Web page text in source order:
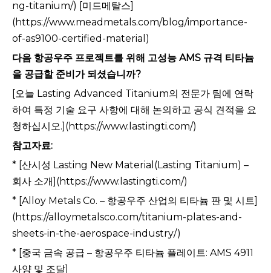
ng-titanium/) [미드메탈스]
(https://www.meadmetals.com/blog/importance-
of-as9100-certified-material)
다음 항공우주 프로젝트를 위해 고성능 AMS 규격 티타늄
을 공급할 준비가 되셨습니까?
[오늘 Lasting Advanced Titanium의 전문가 팀에 연락
하여 특정 기술 요구 사항에 대해 논의하고 공식 견적을 요
청하십시오.](https://www.lastingti.com/)
참고자료:
* [산시성 Lasting New Material(Lasting Titanium) –
회사 소개](https://www.lastingti.com/)
* [Alloy Metals Co. – 항공우주 산업의 티타늄 판 및 시트]
(https://alloymetalsco.com/titanium-plates-and-
sheets-in-the-aerospace-industry/)
* [중국 금속 공급 – 항공우주 티타늄 플레이트: AMS 4911
사양 및 조달]